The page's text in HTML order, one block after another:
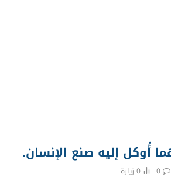
أُوكل إليه صنع الإنسان.
0
0 زيارة